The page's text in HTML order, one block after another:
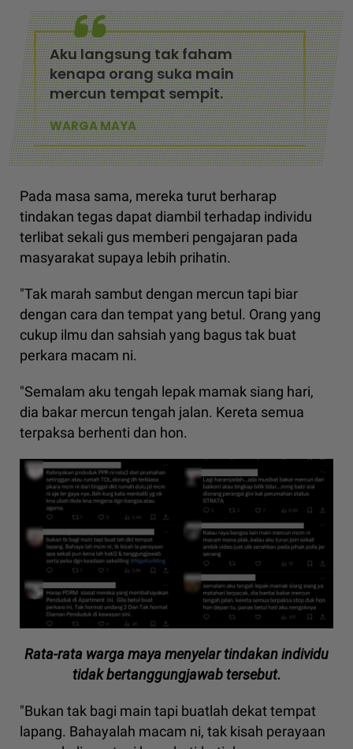
Aku langsung tak faham
kenapa orang suka main
mercun tempat sempit.
WARGA MAYA
Pada masa sama, mereka turut berharap
tindakan tegas dapat diambil terhadap individu
terlibat sekali gus memberi pengajaran pada
masyarakat supaya lebih prihatin.
"Tak marah sambut dengan mercun tapi biar
dengan cara dan tempat yang betul. Orang yang
cukup ilmu dan sahsiah yang bagus tak buat
perkara macam ni.
"Semalam aku tengah lepak mamak siang hari,
dia bakar mercun tengah jalan. Kereta semua
terpaksa berhenti dan hon.
Rata-rata warga maya menyelar tindakan individu
tidak bertanggungjawab tersebut.
"Bukan tak bagi main tapi buatlah dekat tempat
lapang. Bahayalah macam ni, tak kisah perayaan